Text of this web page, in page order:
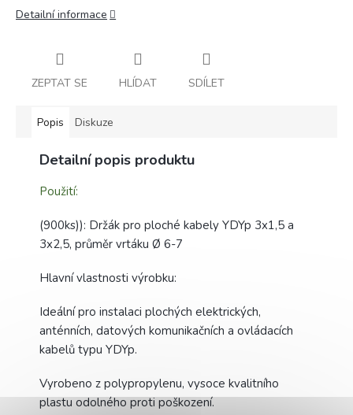
Detailní informace
ZEPTAT SE HLÍDAT SDÍLET
Popis Diskuze
Detailní popis produktu
Použití:
(900ks)): Držák pro ploché kabely YDYp 3x1,5 a
3x2,5, průměr vrtáku Ø 6-7
Hlavní vlastnosti výrobku:
Ideální pro instalaci plochých elektrických,
anténních, datových komunikačních a ovládacích
kabelů typu YDYp.
Vyrobeno z polypropylenu, vysoce kvalitního
plastu odolného proti poškození.